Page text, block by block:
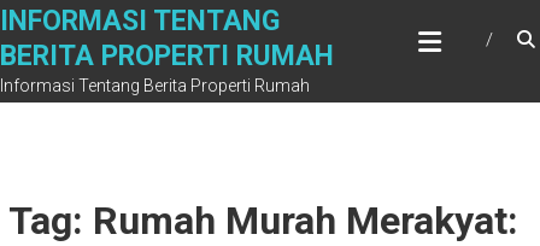
Skip
content
INFORMASI TENTANG
BERITA PROPERTI RUMAH
Informasi Tentang Berita Properti Rumah
Tag: Rumah Murah Merakyat: